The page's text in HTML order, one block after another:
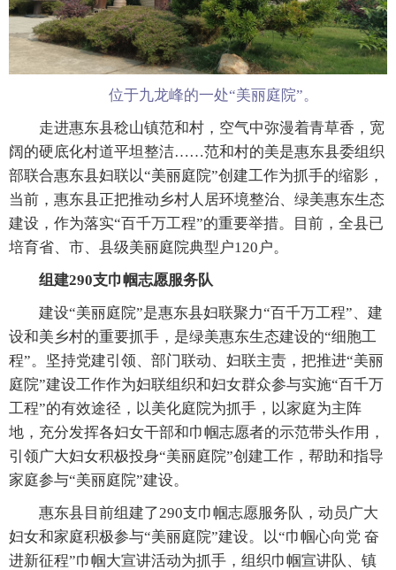
位于九龙峰的一处“美丽庭院”。
走进惠东县稔山镇范和村，空气中弥漫着青草香，宽
阔的硬底化村道平坦整洁……范和村的美是惠东县委组织
部联合惠东县妇联以“美丽庭院”创建工作为抓手的缩影，
当前，惠东县正把推动乡村人居环境整治、绿美惠东生态
建设，作为落实“百千万工程”的重要举措。目前，全县已
培育省、市、县级美丽庭院典型户120户。
组建290支巾帼志愿服务队
建设“美丽庭院”是惠东县妇联聚力“百千万工程”、建
设和美乡村的重要抓手，是绿美惠东生态建设的“细胞工
程”。坚持党建引领、部门联动、妇联主责，把推进“美丽
庭院”建设工作作为妇联组织和妇女群众参与实施“百千万
工程”的有效途径，以美化庭院为抓手，以家庭为主阵
地，充分发挥各妇女干部和巾帼志愿者的示范带头作用，
引领广大妇女积极投身“美丽庭院”创建工作，帮助和指导
家庭参与“美丽庭院”建设。
惠东县目前组建了290支巾帼志愿服务队，动员广大
妇女和家庭积极参与“美丽庭院”建设。以“巾帼心向党 奋
进新征程”巾帼大宣讲活动为抓手，组织巾帼宣讲队、镇